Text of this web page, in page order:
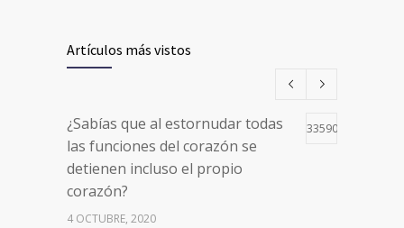
Artículos más vistos
¿Sabías que al estornudar todas
las funciones del corazón se
detienen incluso el propio
corazón?
33590
4 OCTUBRE, 2020